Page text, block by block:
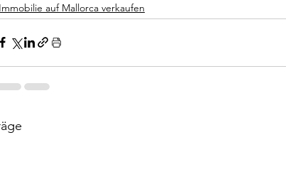
Immobilie auf Mallorca verkaufen